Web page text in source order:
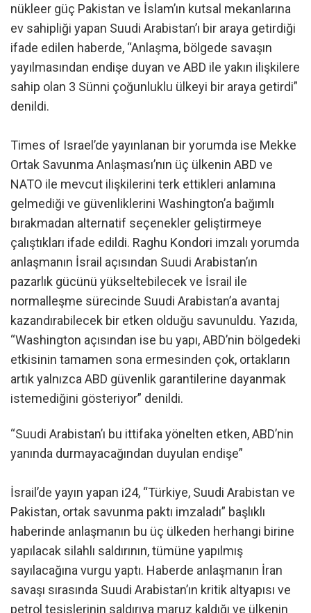
nükleer güç Pakistan ve İslam’ın kutsal mekanlarına
ev sahipliği yapan Suudi Arabistan’ı bir araya getirdiği
ifade edilen haberde, “Anlaşma, bölgede savaşın
yayılmasından endişe duyan ve ABD ile yakın ilişkilere
sahip olan 3 Sünni çoğunluklu ülkeyi bir araya getirdi”
denildi.
Times of Israel’de yayınlanan bir yorumda ise Mekke
Ortak Savunma Anlaşması’nın üç ülkenin ABD ve
NATO ile mevcut ilişkilerini terk ettikleri anlamına
gelmediği ve güvenliklerini Washington’a bağımlı
bırakmadan alternatif seçenekler geliştirmeye
çalıştıkları ifade edildi. Raghu Kondori imzalı yorumda
anlaşmanın İsrail açısından Suudi Arabistan’ın
pazarlık gücünü yükseltebilecek ve İsrail ile
normalleşme sürecinde Suudi Arabistan’a avantaj
kazandırabilecek bir etken olduğu savunuldu. Yazıda,
“Washington açısından ise bu yapı, ABD’nin bölgedeki
etkisinin tamamen sona ermesinden çok, ortakların
artık yalnızca ABD güvenlik garantilerine dayanmak
istemediğini gösteriyor” denildi.
“Suudi Arabistan’ı bu ittifaka yönelten etken, ABD’nin
yanında durmayacağından duyulan endişe”
İsrail’de yayın yapan i24, “Türkiye, Suudi Arabistan ve
Pakistan, ortak savunma paktı imzaladı” başlıklı
haberinde anlaşmanın bu üç ülkeden herhangi birine
yapılacak silahlı saldırının, tümüne yapılmış
sayılacağına vurgu yaptı. Haberde anlaşmanın İran
savaşı sırasında Suudi Arabistan’ın kritik altyapısı ve
petrol tesislerinin saldırıya maruz kaldığı ve ülkenin